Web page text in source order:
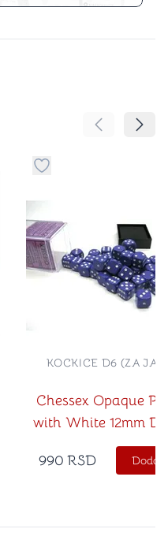
Pomeranje
kategoriju omiljeno
Dugme za dodavanje
Chessex Opaque
with White 12mm
Dice)
KOCKICE D6 (ZA
990 RSD